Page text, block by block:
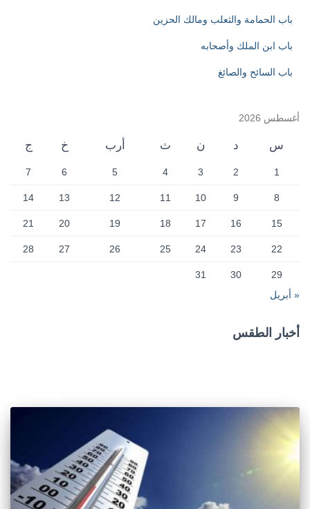
باب الحمامة والثعلب ومالك الحزين
باب ابن الملك وأصحابه
باب السائح والصائغ
أغسطس 2026
س د ن ث أرب خ ج
1
2
3
4
5
6
7
8
9
10
11
12
13
14
15
16
17
18
19
20
21
22
23
24
25
26
27
28
29
30
31
« أبريل
أخبار الطقس